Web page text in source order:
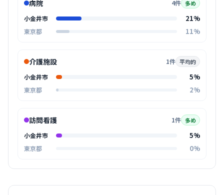
病院 4件 多め
小金井市 21%
東京都 11%
介護施設 1件 平均的
小金井市 5%
東京都 2%
訪問看護 1件 多め
小金井市 5%
東京都 0%